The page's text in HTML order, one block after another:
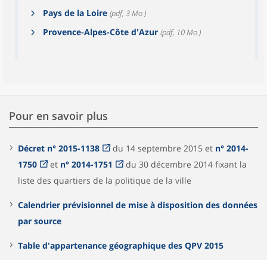
Pays de la Loire (pdf, 3 Mo )
Provence-Alpes-Côte d'Azur (pdf, 10 Mo )
Pour en savoir plus
Décret n° 2015-1138 du 14 septembre 2015 et n° 2014-
1750
et n° 2014-1751
du 30 décembre 2014 fixant la
liste des quartiers de la politique de la ville
Calendrier prévisionnel de mise à disposition des données
par source
Table d'appartenance géographique des QPV 2015